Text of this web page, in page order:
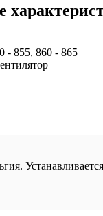
- 855, 860 - 865